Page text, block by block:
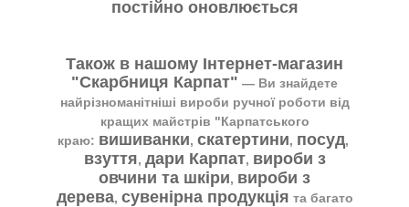
постійно оновлюється
Також в нашому Інтернет-магазин
"Скарбниця Карпат" ― Ви знайдете
найрізноманітніші вироби ручної роботи від
кращих майстрів "Карпатського
краю: вишиванки, скатертини, посуд,
взуття, дари Карпат, вироби з
овчини та шкіри, вироби з
дерева, сувенірна продукція та багато